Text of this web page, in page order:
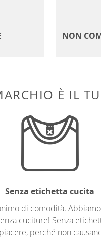
NON
È IL
Senza etichetta cucita
di comodità.
cuciture! Senza
perché non